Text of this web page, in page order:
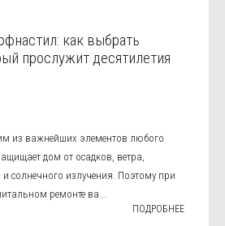
как выбрать
прослужит десятилетия
из важнейших элементов любого
дом от осадков, ветра,
и солнечного излучения. Поэтому при
ремонте ва...
ПОДРОБНЕЕ